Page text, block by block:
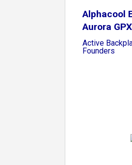
Alphacool
Aurora
Active
Founders